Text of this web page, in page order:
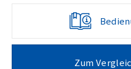
Zum